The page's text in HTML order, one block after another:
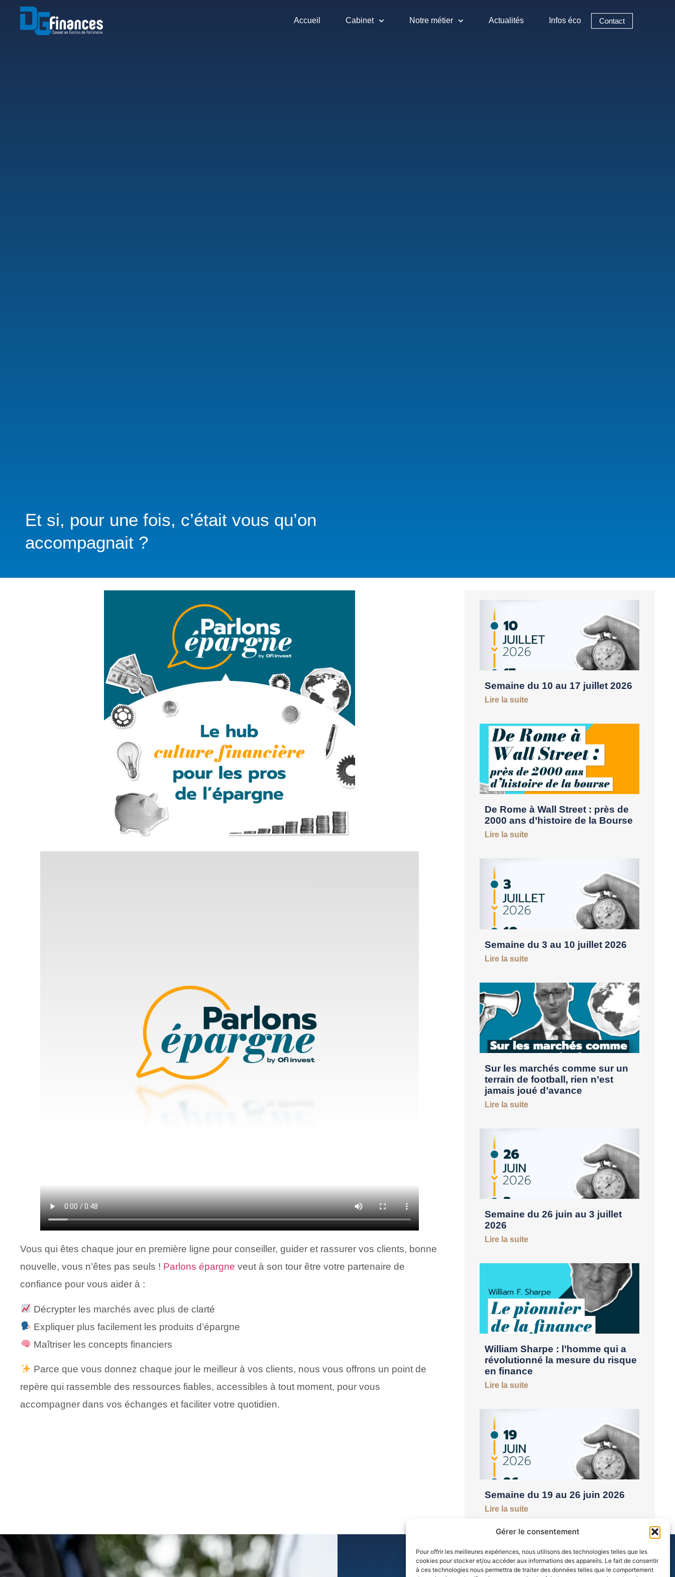
Gérer le consentement
Pour offrir les meilleures expériences, nous utilisons des technologies telles que les
cookies pour stocker et/ou accéder aux informations des appareils. Le fait de consentir
à ces technologies nous permettra de traiter des données telles que le comportement
Accueil Cabinet Notre métier Actualités Infos éco Contact
Et si, pour une fois, c’était vous qu’on
accompagnait ?
Vous qui êtes chaque jour en première ligne pour conseiller, guider et rassurer vos clients, bonne
nouvelle, vous n’êtes pas seuls ! Parlons épargne veut à son tour être votre partenaire de
confiance pour vous aider à :
Décrypter les marchés avec plus de clarté
Expliquer plus facilement les produits d’épargne
Maîtriser les concepts financiers
Parce que vous donnez chaque jour le meilleur à vos clients, nous vous offrons un point de
repère qui rassemble des ressources fiables, accessibles à tout moment, pour vous
accompagner dans vos échanges et faciliter votre quotidien.
Semaine du 10 au 17 juillet 2026
Lire la suite
De Rome à Wall Street : près de
2000 ans d’histoire de la Bourse
Lire la suite
Semaine du 3 au 10 juillet 2026
Lire la suite
Sur les marchés comme sur un
terrain de football, rien n’est
jamais joué d’avance
Lire la suite
Semaine du 26 juin au 3 juillet
2026
Lire la suite
William Sharpe : l’homme qui a
révolutionné la mesure du risque
en finance
Lire la suite
Semaine du 19 au 26 juin 2026
Lire la suite